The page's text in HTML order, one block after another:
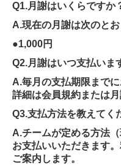
Q1.月謝はいくらですか
A.現在の月謝は次のとお
●1,000円
Q2.月謝はいつ支払いま
A.毎月の支払期限まで
詳細は会員規約または
Q3.支払方法を教えてく
A.チームが定める方法
お支払いいただきます
ご案内します。